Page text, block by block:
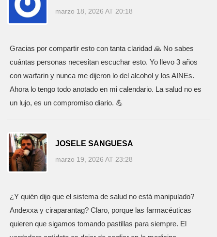
marzo 18, 2026 AT 20:18
Gracias por compartir esto con tanta claridad 🙏 No sabes
cuántas personas necesitan escuchar esto. Yo llevo 3 años
con warfarin y nunca me dijeron lo del alcohol y los AINEs.
Ahora lo tengo todo anotado en mi calendario. La salud no es
un lujo, es un compromiso diario. 💪
JOSELE SANGUESA
marzo 19, 2026 AT 23:28
¿Y quién dijo que el sistema de salud no está manipulado?
Andexxa y ciraparantag? Claro, porque las farmacéuticas
quieren que sigamos tomando pastillas para siempre. El